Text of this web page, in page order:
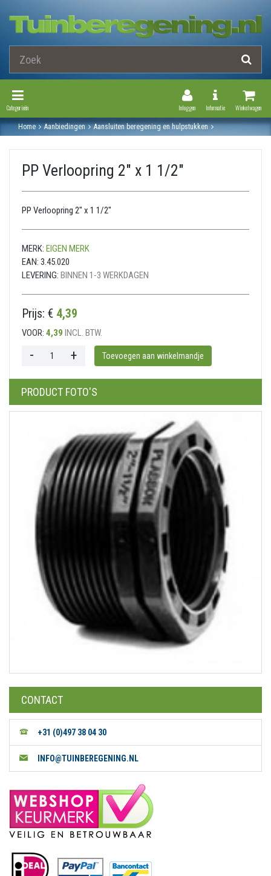
Winkelwagen
Toggle
Informatie
Inloggen
Toggle Navigation
Categorieën
Home Aanbiedingen
Aansluiten beregening en hulpstukken
PP Verloopring 2" x 1 1/2"
PP Verloopring 2" x 1 1/2"
MERK: EIGEN MERK
EAN: 3.45.020
LEVERING: BINNEN 1-3 WERKDAGEN
Prijs: € 4,39
VOOR: 4,39 INCL. BTW.
PRODUCT FOTO'S
CONTACT
+31 (0)497 38 04 30
INFO@TUINBEREGENING.NL